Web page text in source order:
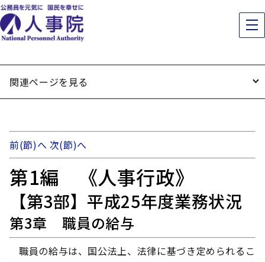
関連ページを見る
前(節)へ 次(節)へ
第1編 《人事行政》
【第3部】平成25年度業務状況
第3章 職員の給与
職員の給与は、国公法上、法律に基づき定められるこ